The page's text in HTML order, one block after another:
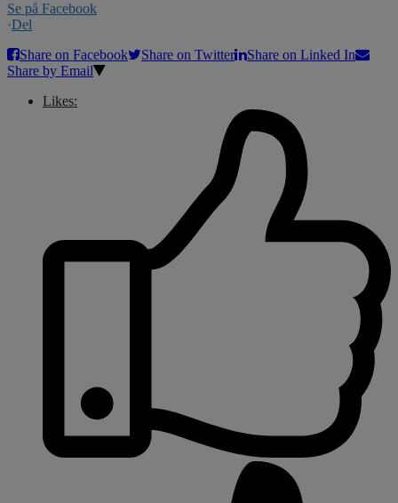
Se på Facebook
·Del
Share on Facebook
Share on Twitter
Share on Linked In
Share by Email
Likes: